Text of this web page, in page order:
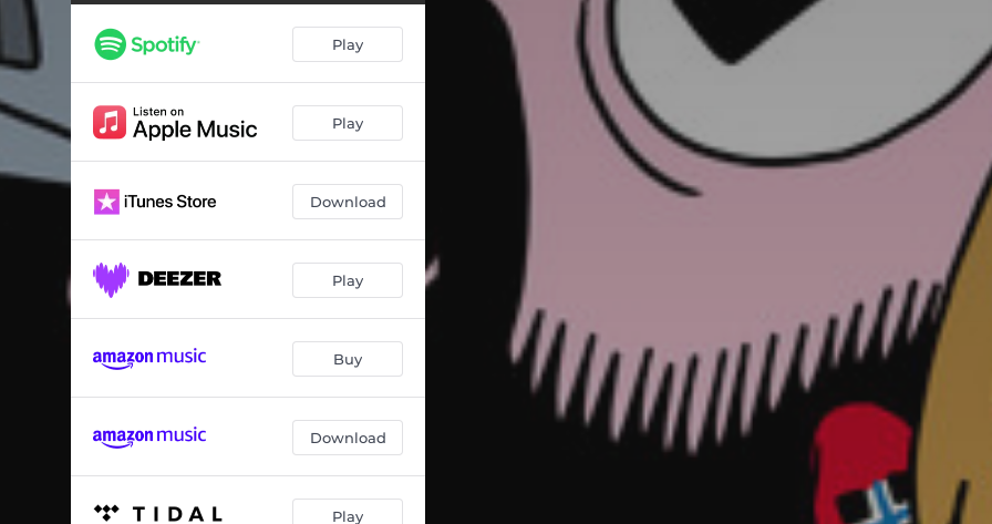
La oss vinne EM i fotball 02:13
Hei, Hamkam 04:38
KIF 04:08
Ikke min beste fotballsang 00:49
Strømsgodset 03:27
Play
Play
Download
Play
Buy
Download
Play